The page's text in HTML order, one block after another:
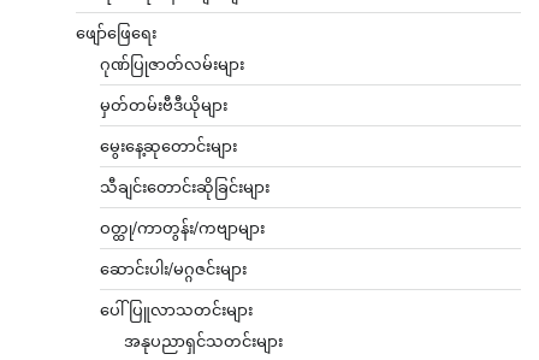
ဖျော်ဖြေရေး
ဂုဏ်ပြုဇာတ်လမ်းများ
မှတ်တမ်းဗီဒီယိုများ
မွေးနေ့ဆုတောင်းများ
သီချင်းတောင်းဆိုခြင်းများ
ဝတ္ထု/ကာတွန်း/ကဗျာများ
ဆောင်းပါး/မဂ္ဂဇင်းများ
ပေါ်ပြူလာသတင်းများ
အနုပညာရှင်သတင်းများ